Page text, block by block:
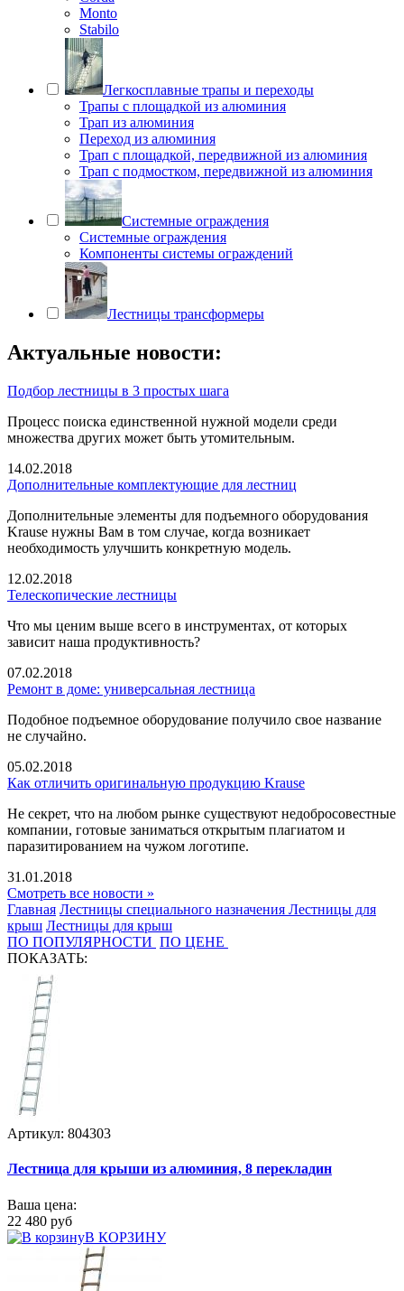
Monto
Stabilo
Легкосплавные трапы и переходы
Трапы с площадкой из алюминия
Трап из алюминия
Переход из алюминия
Трап с площадкой, передвижной из алюминия
Трап с подмостком, передвижной из алюминия
Системные ограждения
Системные ограждения
Компоненты системы ограждений
Лестницы трансформеры
Актуальные новости:
Подбор лестницы в 3 простых шага
Процесс поиска единственной нужной модели среди
множества других может быть утомительным.
14.02.2018
Дополнительные комплектующие для лестниц
Дополнительные элементы для подъемного оборудования
Krause нужны Вам в том случае, когда возникает
необходимость улучшить конкретную модель.
12.02.2018
Телескопические лестницы
Что мы ценим выше всего в инструментах, от которых
зависит наша продуктивность?
07.02.2018
Ремонт в доме: универсальная лестница
Подобное подъемное оборудование получило свое название
не случайно.
05.02.2018
Как отличить оригинальную продукцию Krause
Не секрет, что на любом рынке существуют недобросовестные
компании, готовые заниматься открытым плагиатом и
паразитированием на чужом логотипе.
31.01.2018
Смотреть все новости »
Главная Лестницы специального назначения Лестницы для
крыш Лестницы для крыш
ПО ПОПУЛЯРНОСТИ ПО ЦЕНЕ
ПОКАЗАТЬ:
Артикул: 804303
Лестница для крыши из алюминия, 8 перекладин
Ваша цена:
22 480 руб
В КОРЗИНУ